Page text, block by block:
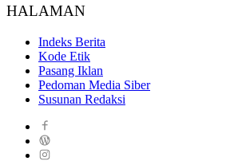
HALAMAN
Indeks Berita
Kode Etik
Pasang Iklan
Pedoman Media Siber
Susunan Redaksi